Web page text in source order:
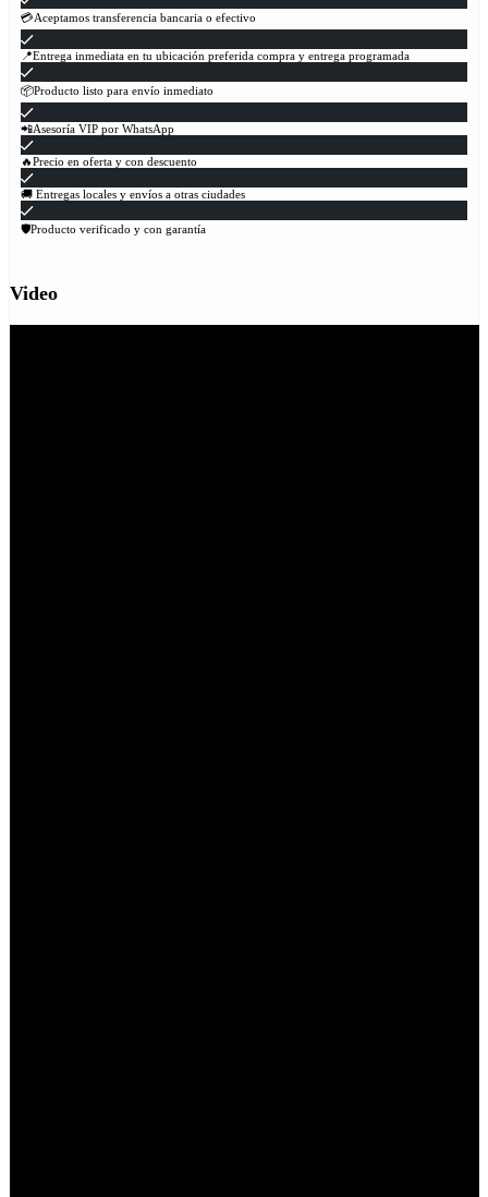
💳Aceptamos transferencia bancaria o efectivo
📍Entrega inmediata en tu ubicación preferida compra y entrega programada
📦Producto listo para envío inmediato
📲Asesoría VIP por WhatsApp
🔥Precio en oferta y con descuento
🚚 Entregas locales y envíos a otras ciudades
🛡Producto verificado y con garantía
Video